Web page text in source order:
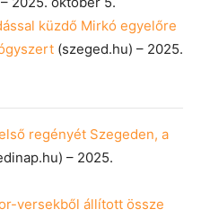
küzdő Mirkó egyelőre
(szeged.hu) – 2025.
regényét Szegeden, a
– 2025.
versekből állított össze